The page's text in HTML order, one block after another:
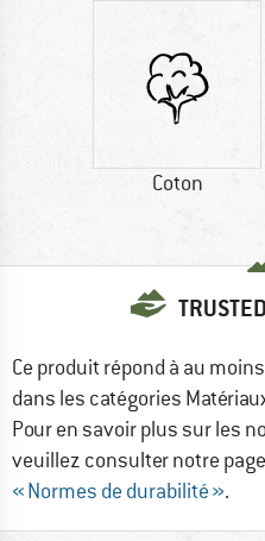
Coton
Ce produit répond à au
dans les catégories
Pour en savoir plus sur les
veuillez consulter notre
« Normes de durabilité ».